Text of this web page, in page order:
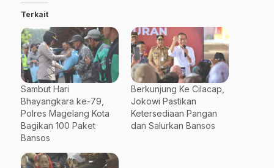
Terkait
Sambut Hari
Bhayangkara ke-79,
Polres Magelang Kota
Bagikan 100 Paket
Bansos
Berkunjung Ke Cilacap,
Jokowi Pastikan
Ketersediaan Pangan
dan Salurkan Bansos